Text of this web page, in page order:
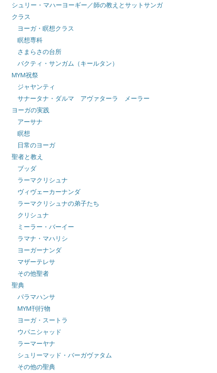
シュリー・マハーヨーギー／師の教えとサットサンガ
クラス
ヨーガ・瞑想クラス
瞑想専科
さまらさの台所
バクティ・サンガム（キールタン）
MYM祝祭
ジャヤンティ
サナータナ・ダルマ アヴァターラ メーラー
ヨーガの実践
アーサナ
瞑想
日常のヨーガ
聖者と教え
ブッダ
ラーマクリシュナ
ヴィヴェーカーナンダ
ラーマクリシュナの弟子たち
クリシュナ
ミーラー・バーイー
ラマナ・マハリシ
ヨーガーナンダ
マザーテレサ
その他聖者
聖典
パラマハンサ
MYM刊行物
ヨーガ・スートラ
ウパニシャッド
ラーマーヤナ
シュリーマッド・バーガヴァタム
その他の聖典